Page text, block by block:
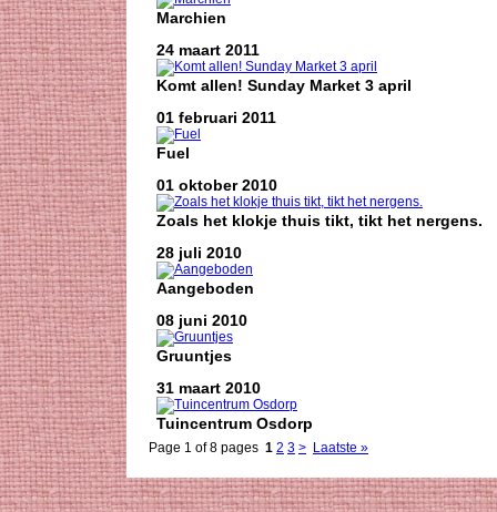
Marchien
24 maart 2011
Komt allen! Sunday Market 3 april
01 februari 2011
Fuel
01 oktober 2010
Zoals het klokje thuis tikt, tikt het nergens.
28 juli 2010
Aangeboden
08 juni 2010
Gruuntjes
31 maart 2010
Tuincentrum Osdorp
Page 1 of 8 pages 1 2 3 > Laatste »